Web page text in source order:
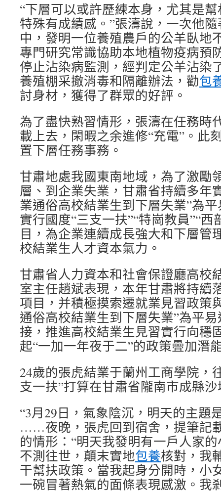
“下層可以或許歷練本身，尤其是
特殊有成績感。”張濤說，一次他
中，發明一位養殖農戶的公羊臥地
專門研究常識協助本地植物疫病預
停止沾染病監測，經判定公羊沾染
養殖棚采撤消毒和隔離辦法，勸包
討身材，獲得了群眾的好評。
為了盡快熟習情形，張濤在任務時
載上去，閑暇之余進修“充電”。此
置下層任務事務。
甘肅地處我國東南地域，為了激勵
層、到企業失業，甘肅省持續多年
業通俗高校結業生到下層失業”為
實行國度“三支一扶”“特崗教員”“
目，為企業連續成長強大和下層管
校結業生人才資本氣力。
甘肅省人力資本和社會保證廳高校
室主任趙斌表現，本年甘肅將持續
項目，并積極摸索遷就業見習政策
通俗高校結業生到下層失業”為平
接，推進高校結業生見習實行向穩
起“一加一年夜于二”的政策疊加潛
24歲的張虎結業于蘭州工商學院，
支一扶”打算在甘肅省隴南市成縣
“3月29日，氣象陰沉，明天的主題
……夜晚，張虎回到宿舍，提筆記
的情形：“明天我發明有一戶人家
不測往世，顛末實地包養核對，我
干幫扶政策。當我起身分開時，小
一碗冒著熱氣的面條表現感激。